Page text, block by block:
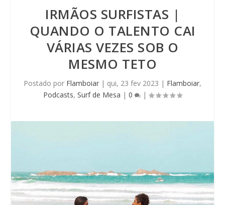
IRMÃOS SURFISTAS |
QUANDO O TALENTO CAI
VÁRIAS VEZES SOB O
MESMO TETO
Postado por Flamboiar | qui, 23 fev 2023 | Flamboiar,
Podcasts, Surf de Mesa | 0 |